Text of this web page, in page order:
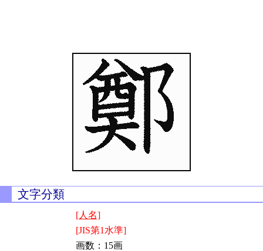
文字分類
[人名]
[JIS第1水準]
画数：15画